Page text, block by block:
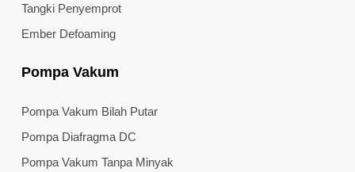
Tangki Penyemprot
Ember Defoaming
Pompa Vakum
Pompa Vakum Bilah Putar
Pompa Diafragma DC
Pompa Vakum Tanpa Minyak